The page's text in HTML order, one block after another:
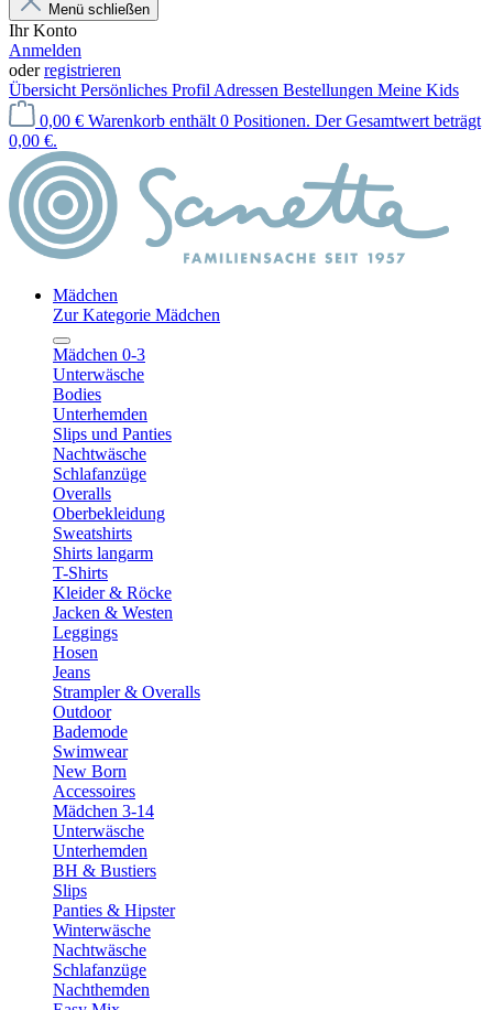
Menü schließen
Ihr Konto
Anmelden
oderregistrieren
Übersicht Persönliches Profil Adressen Bestellungen Meine Kids
0,00 € Warenkorb enthält 0 Positionen. Der Gesamtwert beträgt
0,00 €.
Mädchen
Zur Kategorie Mädchen
Mädchen 0-3
Unterwäsche
Bodies
Unterhemden
Slips und Panties
Nachtwäsche
Schlafanzüge
Overalls
Oberbekleidung
Sweatshirts
Shirts langarm
T-Shirts
Kleider & Röcke
Jacken & Westen
Leggings
Hosen
Jeans
Strampler & Overalls
Outdoor
Bademode
Swimwear
New Born
Accessoires
Mädchen 3-14
Unterwäsche
Unterhemden
BH & Bustiers
Slips
Panties & Hipster
Winterwäsche
Nachtwäsche
Schlafanzüge
Nachthemden